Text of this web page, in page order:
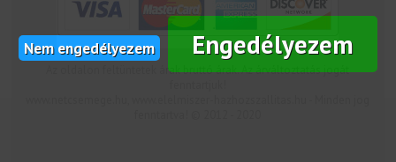
Nem engedélyezem Engedélyezem
Az oldalon feltüntetek árak bruttó árak. Az árváltoztatás jogát